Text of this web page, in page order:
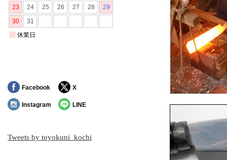
Facebook X
Instagram LINE
Tweets by toyokuni_kochi